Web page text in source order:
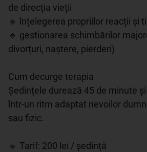
de direcția vieții
🔹 înțelegerea propriilor reacții și
🔹 gestionarea schimbărilor
divorțuri, naștere, pierderi)
Cum decurge terapia
Ședințele durează 45 de minute
într-un ritm adaptat nevoilor
sau fizic.
🔹 Tarif: 200 lei / ședință